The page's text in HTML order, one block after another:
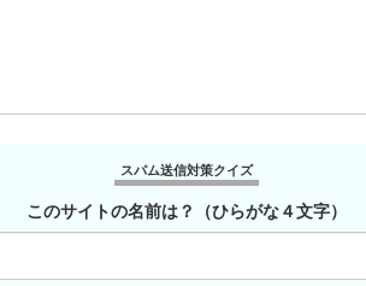
スパム送信対策クイズ
このサイトの名前は？（ひらがな４文字）